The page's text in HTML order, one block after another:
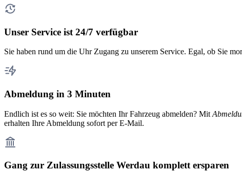
Unser Service ist 24/7 verfügbar
Sie haben rund um die Uhr Zugang zu unserem Service. Egal, ob Sie
Abmeldung in 3 Minuten
Endlich ist es so weit: Sie möchten Ihr Fahrzeug abmelden? Mit
erhalten Ihre Abmeldung sofort per E-Mail.
Gang zur Zulassungsstelle Werdau komplett ersparen